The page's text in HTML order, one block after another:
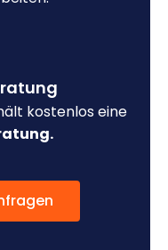
kostenlos eine